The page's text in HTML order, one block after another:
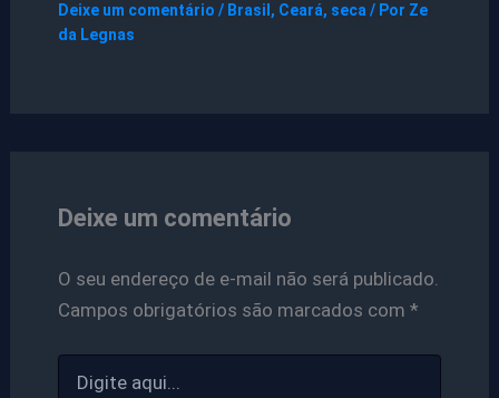
Deixe um comentário / Brasil , Ceará, seca / Por Ze
da Legnas
Deixe um comentário
O seu endereço de e-mail não será publicado.
Campos obrigatórios são marcados com *
aqui...